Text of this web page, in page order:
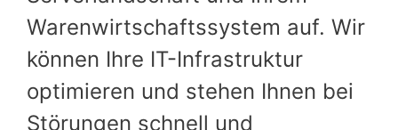
Warenwirtschaftssystem auf. Wir
können Ihre IT-Infrastruktur
optimieren und stehen Ihnen bei
Störungen schnell und